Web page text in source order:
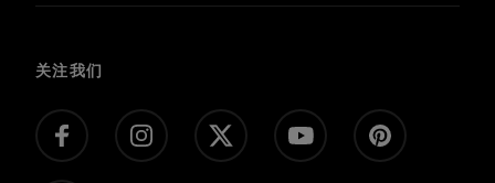
媒体
满意度调查
私人包场、私人参观、影视拍摄
关注我们